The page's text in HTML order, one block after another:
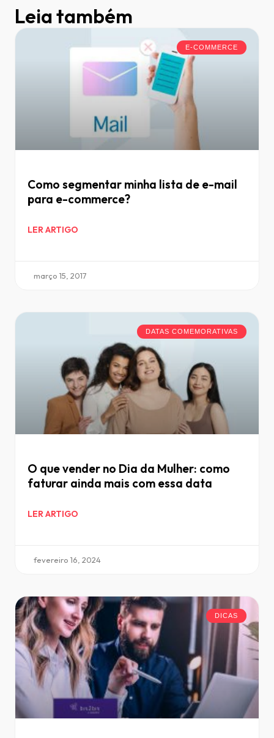
Leia também
E-COMMERCE
Como segmentar minha lista de e-mail
para e-commerce?
LER ARTIGO
março 15, 2017
DATAS COMEMORATIVAS
O que vender no Dia da Mulher: como
faturar ainda mais com essa data
LER ARTIGO
fevereiro 16, 2024
DICAS